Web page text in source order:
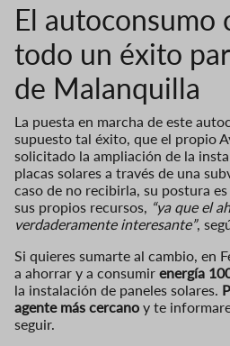
El autoconsumo
todo un éxito
de Malanquilla
La puesta en marcha de este
supuesto tal éxito, que el propio
solicitado la ampliación de la
placas solares a través de una
caso de no recibirla, su postura
sus propios recursos, “ya que el
verdaderamente interesante”,
Si quieres sumarte al cambio, en
a ahorrar y a consumir energía
la instalación de paneles solares.
agente más cercano y te
seguir.